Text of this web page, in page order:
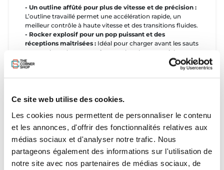
Ce site web utilise des cookies.
Les cookies nous permettent de personnaliser le contenu
et les annonces, d'offrir des fonctionnalités relatives aux
médias sociaux et d'analyser notre trafic. Nous
partageons également des informations sur l'utilisation de
notre site avec nos partenaires de médias sociaux, de
- Un outline affûté pour plus de vitesse et de précision :
L’outline travaillé permet une accélération rapide, un
meilleur contrôle à haute vitesse et des transitions fluides.
- Rocker explosif pour un pop puissant et des
réceptions maîtrisées : Idéal pour charger avant les sauts
et atterrir en douceur, même sur les plus gros tricks.
- Double concave avec canal central pour une accroche
maximale sans perte de vitesse :
Permet un contrôle
- Construction carbone et fibre de verre pour un mix
centre pour la stabilité et des tips plus souples pour
absorber les impacts.
- Pas de flex inversé grâce au carbone unidirectionnel
et biaxial :Une stabilité incomparable même à pleine
charge, pour un ride plus sain et plus engagé.
- Fabriquée en Europe avec une finition premium :Un